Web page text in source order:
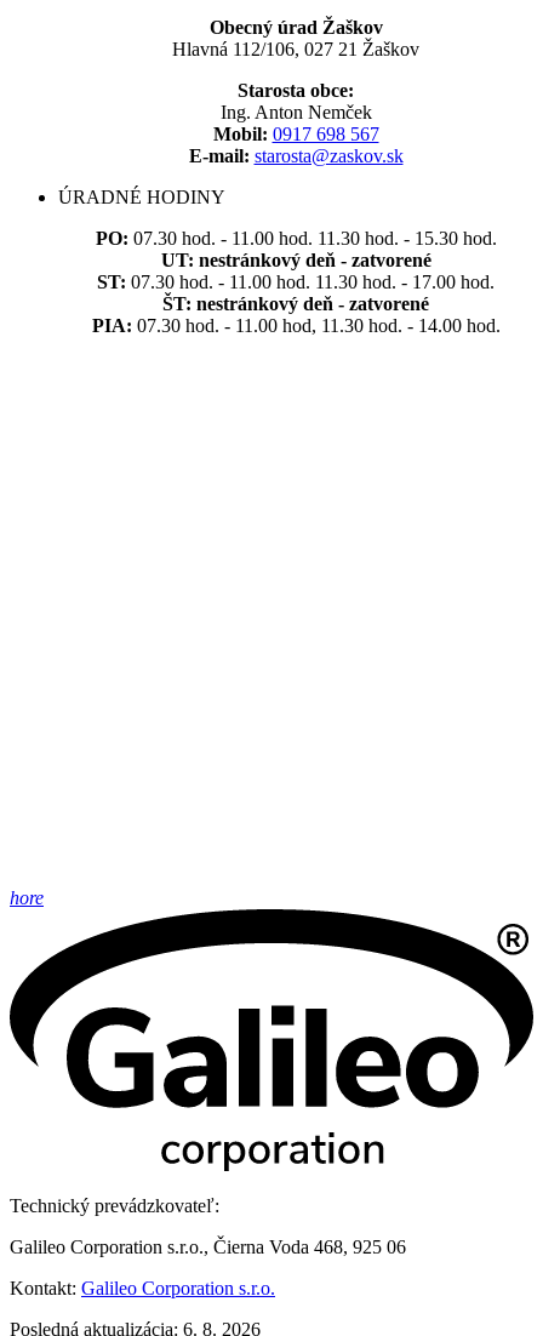
Obecný úrad Žaškov
Hlavná 112/106, 027 21 Žaškov
Starosta obce:
Ing. Anton Nemček
Mobil: 0917 698 567
E-mail: starosta@zaskov.sk
ÚRADNÉ HODINY
PO: 07.30 hod. - 11.00 hod. 11.30 hod. - 15.30 hod.
UT: nestránkový deň - zatvorené
ST: 07.30 hod. - 11.00 hod. 11.30 hod. - 17.00 hod.
ŠT: nestránkový deň - zatvorené
PIA: 07.30 hod. - 11.00 hod, 11.30 hod. - 14.00 hod.
hore
Technický prevádzkovateľ:
Galileo Corporation s.r.o., Čierna Voda 468, 925 06
Kontakt: Galileo Corporation s.r.o.
Posledná aktualizácia: 6. 8. 2026